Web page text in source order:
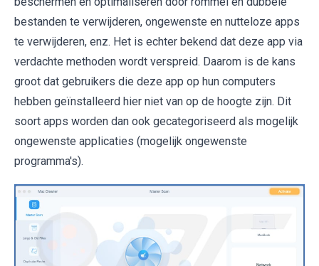
bestanden te verwijderen, ongewenste en nutteloze apps
te verwijderen, enz. Het is echter bekend dat deze app via
verdachte methoden wordt verspreid. Daarom is de kans
groot dat gebruikers die deze app op hun computers
hebben geïnstalleerd hier niet van op de hoogte zijn. Dit
soort apps worden dan ook gecategoriseerd als mogelijk
ongewenste applicaties (mogelijk ongewenste
programma's).